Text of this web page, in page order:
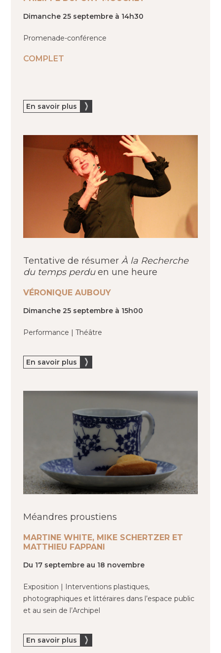
Dimanche 25 septembre à 14h30
Promenade-conférence
COMPLET
En savoir plus
Tentative de résumerÀ la Recherche
du temps perduen une heure
VÉRONIQUE AUBOUY
Dimanche 25 septembre à 15h00
Performance | Théâtre
En savoir plus
Méandres proustiens
MARTINE WHITE, MIKE SCHERTZER ET
MATTHIEU FAPPANI
Du 17 septembre au 18 novembre
Exposition | Interventions plastiques,
photographiques et littéraires dans l’espace public
et au sein de l’Archipel
En savoir plus